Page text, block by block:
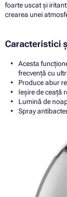
foarte uscat și
crearea unei
Caracteristici
Acesta
frecvență cu
Produce abur
Ieșire de ceață
Lumină de
Spray